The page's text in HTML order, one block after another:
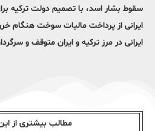
سقوط بشار اسد، با تصمیم دولت ترکیه
ایرانی از پرداخت مالیات سوخت هنگام
ایرانی در مرز ترکیه و ایران متوقف و
مطالب بیشتری از